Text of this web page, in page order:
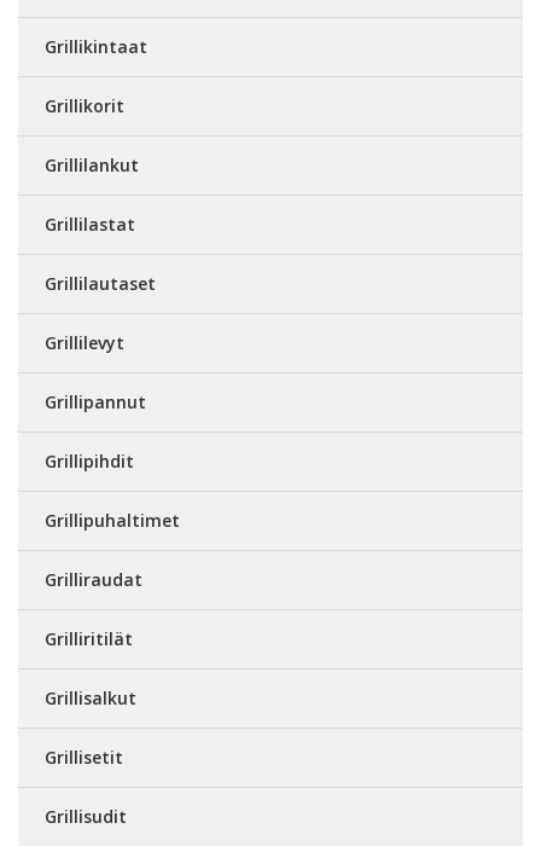
Grillikintaat
Grillikorit
Grillilankut
Grillilastat
Grillilautaset
Grillilevyt
Grillipannut
Grillipihdit
Grillipuhaltimet
Grilliraudat
Grilliritilät
Grillisalkut
Grillisetit
Grillisudit